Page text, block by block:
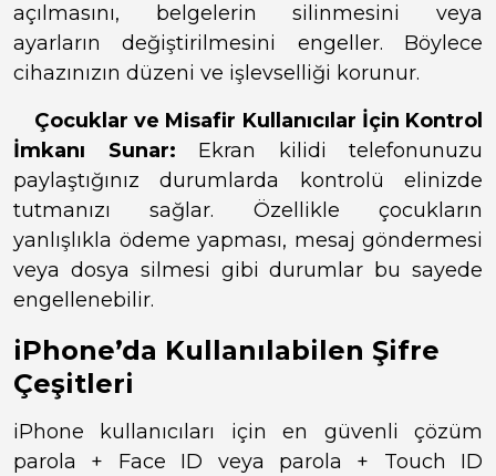
açılmasını, belgelerin silinmesini veya
ayarların değiştirilmesini engeller. Böylece
cihazınızın düzeni ve işlevselliği korunur.
Çocuklar ve Misafir Kullanıcılar İçin Kontrol
İmkanı Sunar: Ekran kilidi telefonunuzu
paylaştığınız durumlarda kontrolü elinizde
tutmanızı sağlar. Özellikle çocukların
yanlışlıkla ödeme yapması, mesaj göndermesi
veya dosya silmesi gibi durumlar bu sayede
engellenebilir.
iPhone’da Kullanılabilen Şifre
Çeşitleri
iPhone kullanıcıları için en güvenli çözüm
parola + Face ID veya parola + Touch ID